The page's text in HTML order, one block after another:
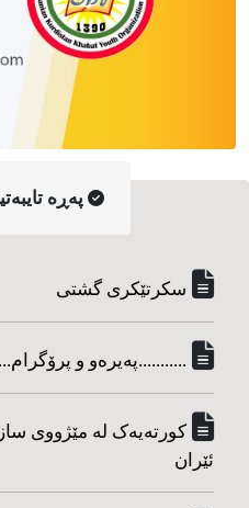
په‌ڕه‌
سکرتێکری گشتی
...........په‌یره‌و و
کورته‌یه‌ک له مێژووی
ئێران